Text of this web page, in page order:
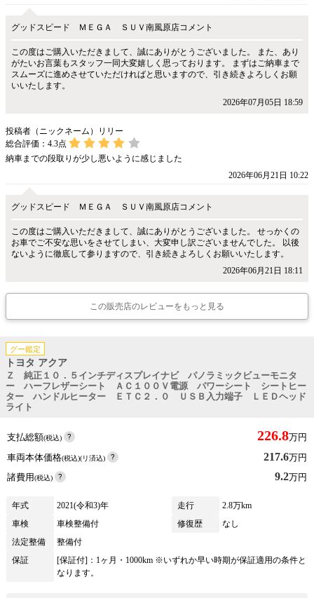
グッドスピード ＭＥＧＡ ＳＵＶ南風原店コメント
この度はご購入いただきまして、誠にありがとうございました。 また、あり
がたいお言葉もスタッフ一同大変嬉しく思っております。 まずはご納車まで
スムーズに進めさせていただければと思いますので、引き続きよろしくお願
いいたします。
2026年07月05日 18:59
投稿者（ニックネーム）リリー
総合評価： 4.3点
納車までの段取りが少し悪いように感じました
2026年06月21日 10:22
グッドスピード ＭＥＧＡ ＳＵＶ南風原店コメント
この度はご購入いただきまして、誠にありがとうございました。 せっかくの
お車でご不安な思いをさせてしまい、大変申し訳ございませんでした。 以後
ないように徹底して参りますので、引き続きよろしくお願いいたします。
2026年06月21日 18:11
この販売店のレビューをもっと見る
グー鑑定
トヨタ アクア
Ｚ 純正１０．５インチディスプレイナビ パノラミックビューモニタ
ー ハーフレザーシート ＡＣ１００Ｖ電源 パワーシート シートヒー
ター ハンドルヒーター ＥＴＣ２．０ ＵＳＢ入力端子 ＬＥＤヘッド
ライト
支払総額(税込) 226.8万円
車両本体価格(税込)(リ済込) 217.6万円
諸費用(税込) 9.2万円
年式 2021(令和3)年 走行
2.8万km
車検
車検整備付 修復歴
なし
法定整備
整備付
保証
[保証付]：1ヶ月・1000km ※いずれか早い時期が保証適用の条件と
なります。